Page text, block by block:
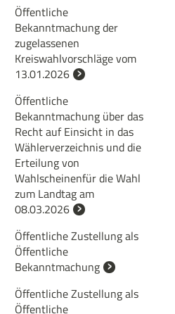
Öffentliche
Bekanntmachung der
zugelassenen
Kreiswahlvorschläge vom
13.01.2026
Öffentliche
Bekanntmachung über das
Recht auf Einsicht in das
Wählerverzeichnis und die
Erteilung von
Wahlscheinenfür die Wahl
zum Landtag am
08.03.2026
Öffentliche Zustellung als
Öffentliche
Bekanntmachung
Öffentliche Zustellung als
Öffentliche